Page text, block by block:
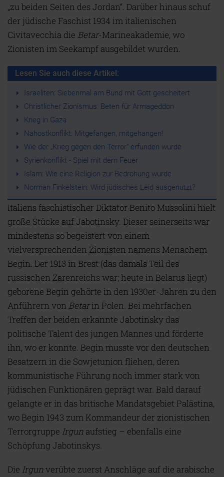
„zu beiden Seiten des Jordan“. Darüber hinaus schuf
der jüdische Faschist 1934 im italienischen
Civitavecchia die Betar-Marineakademie, wo
Zionisten im Seekampf ausgebildet wurden.
Lesen Sie auch diese Artikel:
Israeliten: Siebenmal am Bund mit Gott gescheitert
Christlicher Zionismus: Beten für Armageddon
Krieg in Gaza
Nahostkonflikt: Mitgefangen, mitgehangen!
Wie der „Krieg gegen den Terror“ erfunden wurde
Syrienkonflikt - Spiel mit dem Feuer
Islam: Wie eine Religion zur Bedrohung wurde
Norman Finkelstein: Wird jüdisches Leid ausgenutzt?
Italiens faschistischer Diktator Benito Mussolini hielt
große Stücke auf Jabotinsky. Dieser seinerseits war
mindestens so begeistert von einem
vielversprechenden Zionisten namens Menachem
Begin. Der 1913 in Brest (das damals Teil des
russischen Zarenreichs war; heute in Belarus liegt)
geborene Begin gehörte in den 1930er-Jahren zu den
Anführern von Betarin Polen. Bei mehrfachen
Treffen der beiden erkannte Jabotinsky das
politische Talent des jungen Mannes und förderte
ihn, wo er konnte. Begin musste vor den deutschen
Besatzern in die Sowjetunion fliehen, deren
kommunistische Führung noch immer stark von
jüdischen Funktionären geprägt war. Bald darauf
gelangte er in das britische Mandatsgebiet Palästina,
wo Begin 1943 zum Kommandeur der zionistischen
Terrorgruppe Irgun aufstieg – ebenfalls eine
Schöpfung Jabotinskys.
Die Irgunverübte zuerst Anschläge auf die arabische